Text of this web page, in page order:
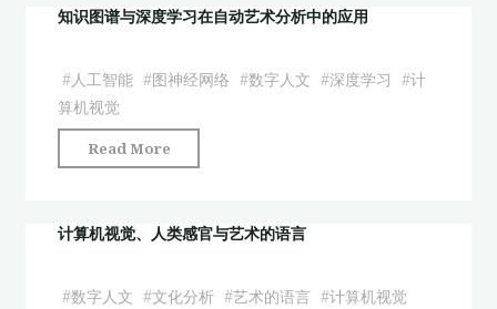
如
“观”
文
何
影？"
知识图谱与深度学习在自动艺术分析中的应用
#人工智能 #图神经网络 #数字人文 #深度学习 #计
算机视觉
Read More
识
谱
计算机视觉、人类感官与艺术的语言
#数字人文 #文化分析 #艺术的语言 #计算机视觉